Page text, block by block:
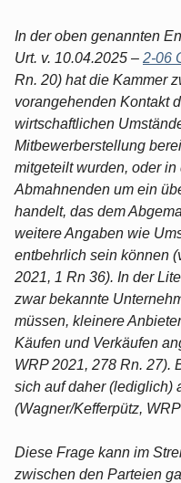
In der oben genannten
Urt. v. 10.04.2025 – 2-06
Rn. 20) hat die Kammer
vorangehenden Kontakt
wirtschaftlichen
Mitbewerberstellung
mitgeteilt wurden, oder
Abmahnenden um ein
handelt, das dem
weitere Angaben wie
entbehrlich sein können
2021, 1 Rn 36). In der
zwar bekannte
müssen, kleinere
Käufen und Verkäufen
WRP 2021, 278 Rn. 27).
sich auf daher (lediglich)
(Wagner/Kefferpütz,
Diese Frage kann im
zwischen den Parteien